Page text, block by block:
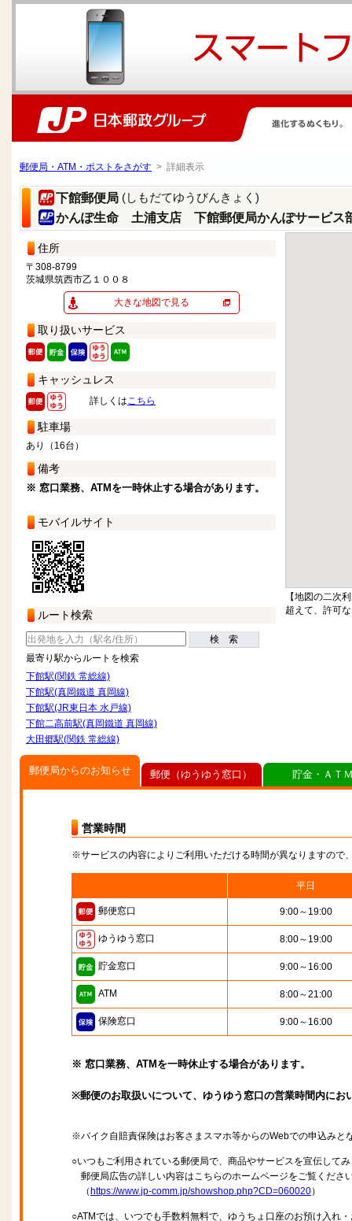
郵便局・ATM・ポストをさがす > 詳細表示
下館郵便局 (しもだてゆうびんきょく)
かんぽ生命 土浦支店 下館郵便局かんぽサービス
住所
〒308-8799
茨城県筑西市乙１００８
大きな地図で見る
取り扱いサービス
キャッシュレス
詳しくはこちら
駐車場
あり（16台）
備考
※ 窓口業務、ATMを一時休止する場合があります。
モバイルサイト
ルート検索
検 索
最寄り駅からルートを検索
下館駅(関鉄 常総線)
下館駅(真岡鐵道 真岡線)
下館駅(JR東日本 水戸線)
下館二高前駅(真岡鐵道 真岡線)
大田郷駅(関鉄 常総線)
【地図の二次
超えて、許可
郵便局からのお知らせ
営業時間
※サービスの内容によりご利用いただける時間が異なりますので
平日
郵便窓口 9:00～19:00
ゆうゆう窓口 8:00～19:00
貯金窓口 9:00～16:00
ATM 8:00～21:00
保険窓口 9:00～16:00
※ 窓口業務、ATMを一時休止する場合があります。
※郵便のお取扱いについて、ゆうゆう窓口の営業時間内に
※バイク自賠責保険はお客さまスマホ等からのWebでの申込みと
○いつもご利用されている郵便局で、商品やサービスを宣伝して
郵便局広告の詳しい内容はこちらのホームページをご覧くださ
（ https://www.jp-comm.jp/showshop.php?CD=060020）
○ATMでは、いつでも手数料無料で、ゆうちょ口座のお預け入れ
郵便（ゆうゆう窓口） 貯金・ＡＴ